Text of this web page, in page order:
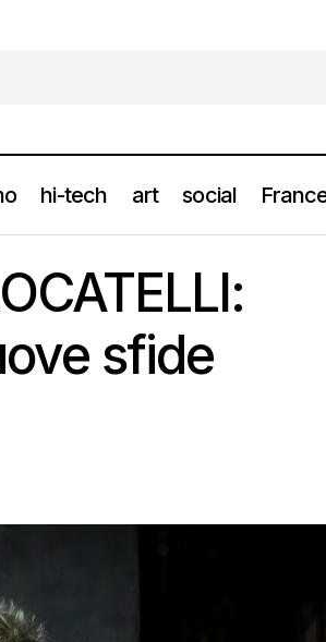
hi-tech art social
LOCATELLI: tra note natalizie e nuove
sfide